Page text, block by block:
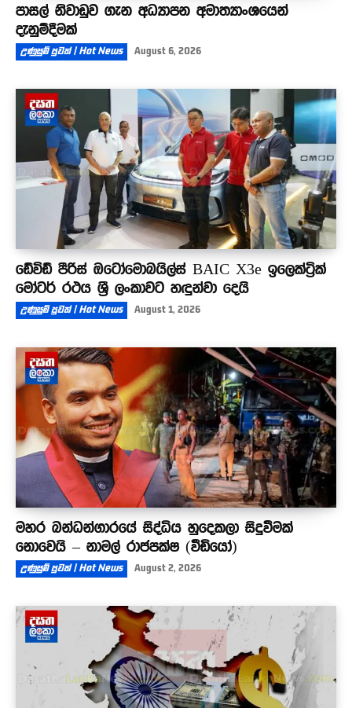
පාසල් නිවාඩුව ගැන අධ්‍යාපන අමාත්‍යාංශයෙන්
දැනුම්දීමක්
උණුසුම් පුවත් | Hot News August 6, 2026
ඩේවිඩ් පීරිස් ඔටෝමොබයිල්ස් BAIC X3e ඉලෙක්ට්‍රික්
මෝටර් රථය ශ්‍රී ලංකාවට හඳුන්වා දෙයි
උණුසුම් පුවත් | Hot News August 1, 2026
මහර බන්ධන්ගාරයේ සිද්ධිය හුදෙකලා සිදුවීමක්
නොවෙයි – නාමල් රාජපක්ෂ (වීඩියෝ)
උණුසුම් පුවත් | Hot News August 2, 2026